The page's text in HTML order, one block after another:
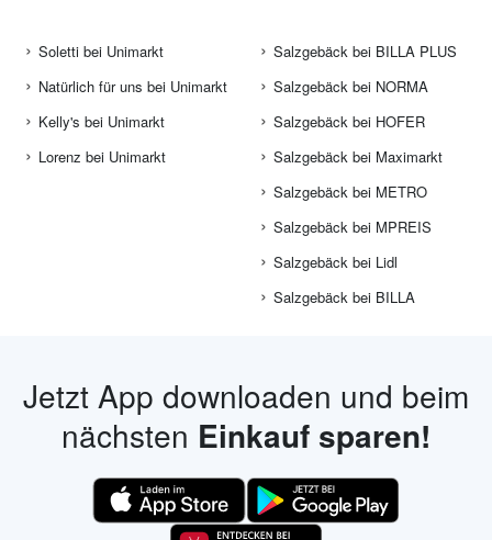
Soletti bei Unimarkt
Natürlich für uns bei Unimarkt
Kelly's bei Unimarkt
Lorenz bei Unimarkt
Salzgebäck bei BILLA PLUS
Salzgebäck bei NORMA
Salzgebäck bei HOFER
Salzgebäck bei Maximarkt
Salzgebäck bei METRO
Salzgebäck bei MPREIS
Salzgebäck bei Lidl
Salzgebäck bei BILLA
Jetzt App downloaden und beim
nächsten Einkauf sparen!